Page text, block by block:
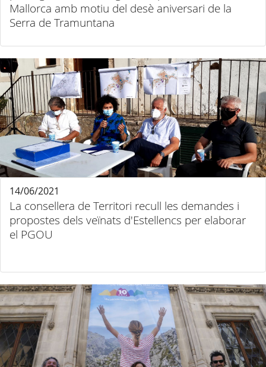
Mallorca amb motiu del desè aniversari de la
Serra de Tramuntana
La consellera de Territori recull les demandes i
propostes dels veïnats d'Estellencs per elaborar
el PGOU
14/06/2021